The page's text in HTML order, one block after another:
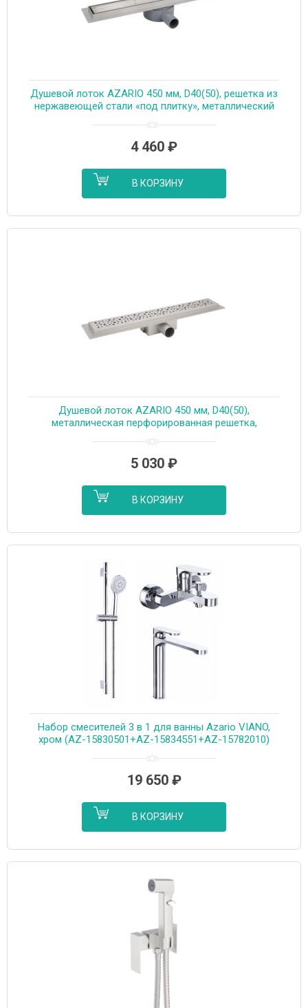
Душевой лоток AZARIO 450 мм, D40(50), решетка из
нержавеющей стали «под плитку», металлический
(AZT3TILE450)
4 460 ₽
В КОРЗИНУ
Душевой лоток AZARIO 450 мм, D40(50),
металлическая перфорированная решетка,
(AZT2PT20450)
5 030 ₽
В КОРЗИНУ
Набор смесителей 3 в 1 для ванны Azario VIANO,
хром (AZ-15830501+AZ-15834551+AZ-15782010)
19 650 ₽
В КОРЗИНУ